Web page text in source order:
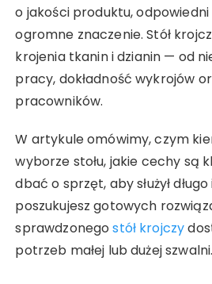
o jakości produktu,
ogromne znaczenie. Stół
krojenia tkanin i dzianin — od
pracy, dokładność wykrojów
pracowników.
W artykule omówimy, czym
wyborze stołu, jakie cechy są
dbać o sprzęt, aby służył
poszukujesz gotowych
sprawdzonegostół krojczy
potrzeb małej lub dużej szwalni.